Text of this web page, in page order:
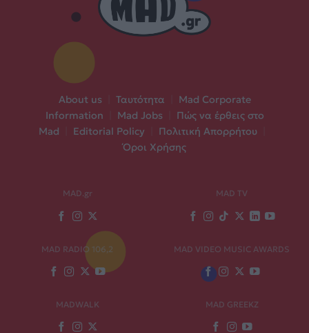
About us Ταυτότητα
Mad Corporate
Information
Mad Jobs
Πώς να έρθεις στο
Mad
Editorial Policy Πολιτική Απορρήτου
Όροι Χρήσης
MAD.gr MAD TV
MAD RADIO 106,2 MAD VIDEO MUSIC AWARDS
MADWALK MAD GREEKZ